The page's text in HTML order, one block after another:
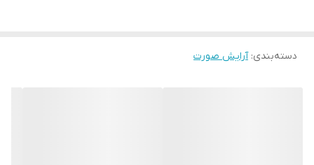
🔹 مناسب برای انواع پوست
دسته‌بندی:آرایش صورت